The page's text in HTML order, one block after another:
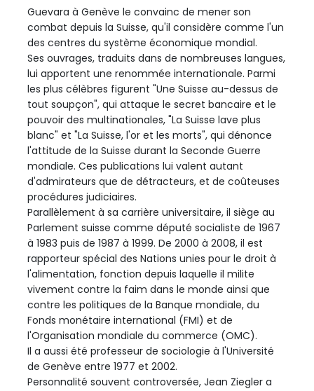
Guevara à Genève le convainc de mener son
combat depuis la Suisse, qu'il considère comme l'un
des centres du système économique mondial.
Ses ouvrages, traduits dans de nombreuses langues,
lui apportent une renommée internationale. Parmi
les plus célèbres figurent "Une Suisse au-dessus de
tout soupçon", qui attaque le secret bancaire et le
pouvoir des multinationales, "La Suisse lave plus
blanc" et "La Suisse, l'or et les morts", qui dénonce
l'attitude de la Suisse durant la Seconde Guerre
mondiale. Ces publications lui valent autant
d'admirateurs que de détracteurs, et de coûteuses
procédures judiciaires.
Parallèlement à sa carrière universitaire, il siège au
Parlement suisse comme député socialiste de 1967
à 1983 puis de 1987 à 1999. De 2000 à 2008, il est
rapporteur spécial des Nations unies pour le droit à
l'alimentation, fonction depuis laquelle il milite
vivement contre la faim dans le monde ainsi que
contre les politiques de la Banque mondiale, du
Fonds monétaire international (FMI) et de
l'Organisation mondiale du commerce (OMC).
Il a aussi été professeur de sociologie à l'Université
de Genève entre 1977 et 2002.
Personnalité souvent controversée, Jean Ziegler a